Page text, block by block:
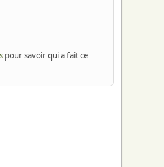
pour savoir qui a fait ce